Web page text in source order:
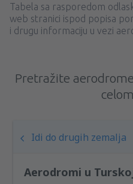
Tabela sa rasporedom
web stranici ispod popisa
i drugu informaciju u vezi
Pretražite
Idi do drugih zemalja
Aerodromi u